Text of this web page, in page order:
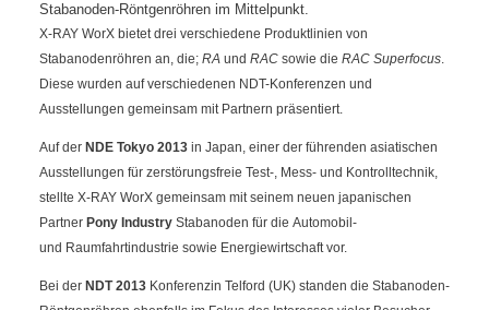
Stabanoden-Röntgenröhren im Mittelpunkt.
X-RAY WorX bietet drei verschiedene Produktlinien von
Stabanodenröhren an, die; RAund RACsowie die RAC Superfocus.
Diese wurden auf verschiedenen NDT-Konferenzen und
Ausstellungen gemeinsam mit Partnern präsentiert.
Auf der NDE Tokyo 2013in Japan, einer der führenden asiatischen
Ausstellungen für zerstörungsfreie Test-, Mess- und Kontrolltechnik,
stellte X-RAY WorX gemeinsam mit seinem neuen japanischen
Partner Pony IndustryStabanoden für die Automobil-
und Raumfahrtindustrie sowie Energiewirtschaft vor.
Bei der NDT 2013 Konferenzin Telford (UK) standen die Stabanoden-